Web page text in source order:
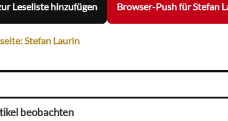
Leseliste hinzufügen Browser-Push für Stefan
Stefan Laurin
beobachten